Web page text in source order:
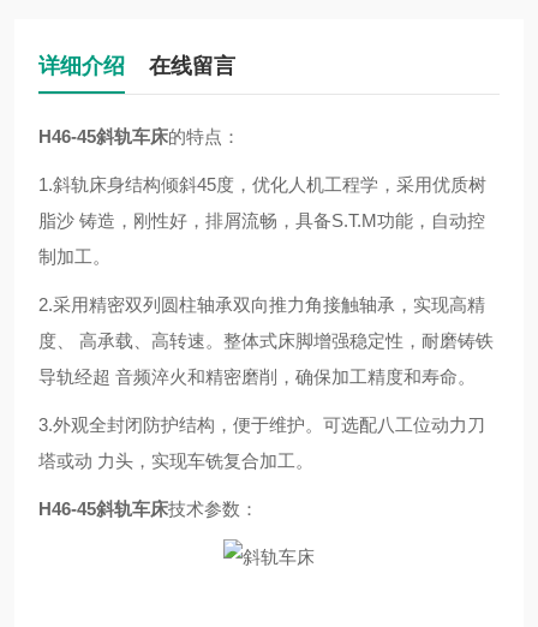
详细介绍 在线留言
H46-45斜轨车床的特点：
1.斜轨床身结构倾斜45度，优化人机工程学，采用优质树
脂沙 铸造，刚性好，排屑流畅，具备S.T.M功能，自动控
制加工。
2.采用精密双列圆柱轴承双向推力角接触轴承，实现高精
度、 高承载、高转速。整体式床脚增强稳定性，耐磨铸铁
导轨经超 音频淬火和精密磨削，确保加工精度和寿命。
3.外观全封闭防护结构，便于维护。可选配八工位动力刀
塔或动 力头，实现车铣复合加工。
H46-45斜轨车床技术参数：